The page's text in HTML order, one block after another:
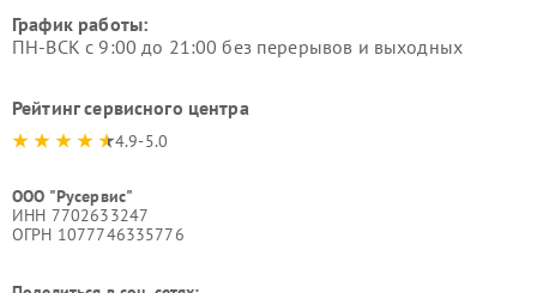
График работы:
ПН-ВСК с 9:00 до 21:00 без перерывов и выходных
Рейтинг сервисного центра
4.9-5.0
ООО "Русервис"
ИНН 7702633247
ОГРН 1077746335776